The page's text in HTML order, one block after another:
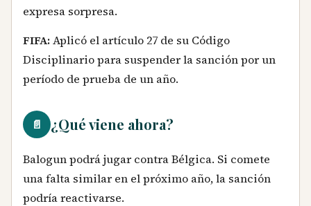
expresa sorpresa.
FIFA:Aplicó el artículo 27 de su Código
Disciplinario para suspender la sanción por un
período de prueba de un año.
📄 ¿Qué viene ahora?
Balogun podrá jugar contra Bélgica. Si comete
una falta similar en el próximo año, la sanción
podría reactivarse.